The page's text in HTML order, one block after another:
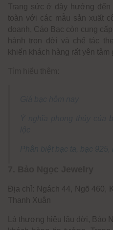
Trang sức ở đây hướng đến
toàn với các mẫu sản xuất
doanh, Cáo Bạc còn cung
hành trọn đời và chế tác
khiến khách hàng rất yên tâm
Địa chỉ: Ngách 44, Ngõ
Thanh Xuân
Là thương hiệu lâu đời, Bảo